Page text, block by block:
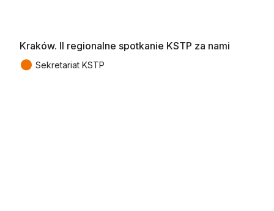
Kraków. II regionalne spotkanie KSTP za nami
● Sekretariat KSTP